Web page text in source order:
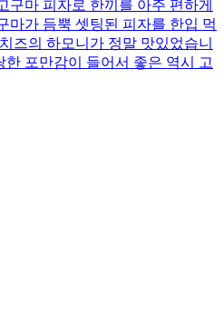
구마 피자로 한끼를 아주 편하게
마가 듬뿍 셋팅된 피자를 한입 먹
즈의 하모니가 정말 맛있었습니
포만감이 들어서 좋은 역시 고